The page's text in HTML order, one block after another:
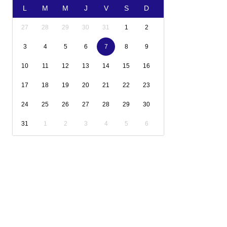
L M M J V S D
27 28 29 30 31 1 2
3 4 5 6 7 8 9
10 11 12 13 14 15 16
17 18 19 20 21 22 23
24 25 26 27 28 29 30
31 1 2 3 4 5 6